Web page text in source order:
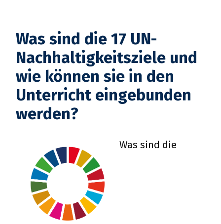
Smart Cities - Städte der Zukunft
SEKUNDARSTUFE
NATURWISSENSCHAFTEN, MATHEMATIK,
BIOLOGIE, INFORMATIK, TECHNIK
NACHHALTIGKEIT, SAUBERE STÄDTE,
Was sind die 17 UN-
Nachhaltigkeitsziele und
wie können sie in den
Unterricht eingebunden
werden?
Was sind die